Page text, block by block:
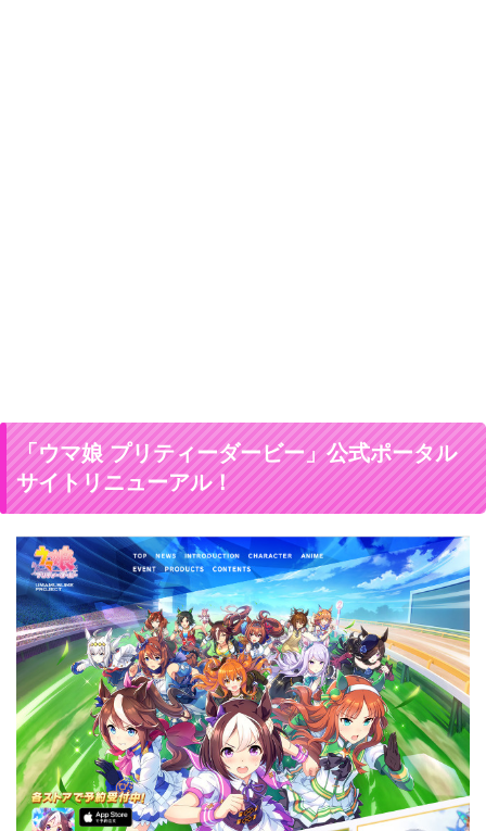
「ウマ娘 プリティーダービー」公式ポータル
サイトリニューアル！